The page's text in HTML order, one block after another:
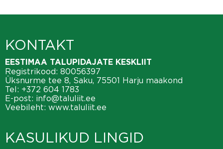
KONTAKT
EESTIMAA TALUPIDAJATE KESKLIIT
Registrikood: 80056397
Üksnurme tee 8, Saku, 75501 Harju maakond
Tel: +372 604 1783
E-post: info@taluliit.ee
Veebileht: www.taluliit.ee
KASULIKUD LINGID